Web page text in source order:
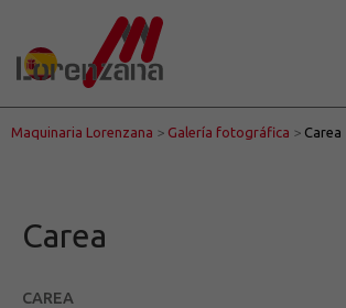
Maquinaria Lorenzana > Galería fotográfica > Carea
Carea
CAREA